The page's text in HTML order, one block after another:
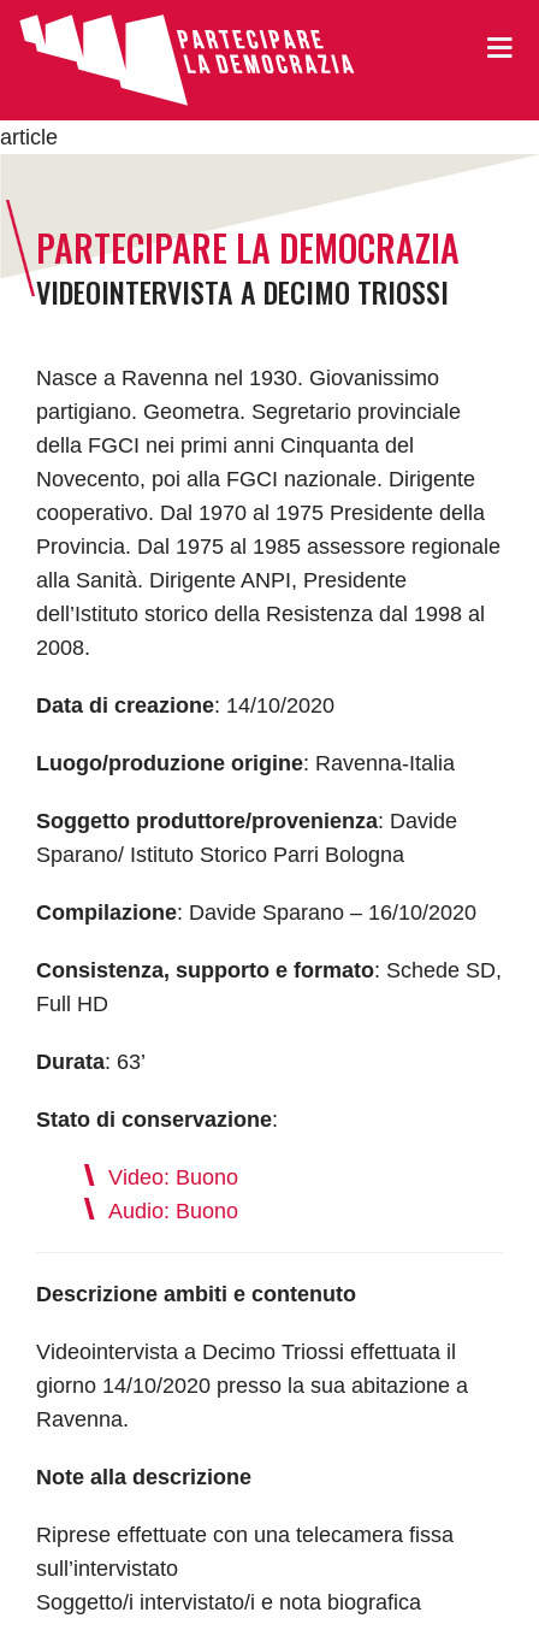
article
PARTECIPARE LA DEMOCRAZIA
VIDEOINTERVISTA A DECIMO TRIOSSI
Nasce a Ravenna nel 1930. Giovanissimo
partigiano. Geometra. Segretario provinciale
della FGCI nei primi anni Cinquanta del
Novecento, poi alla FGCI nazionale. Dirigente
cooperativo. Dal 1970 al 1975 Presidente della
Provincia. Dal 1975 al 1985 assessore regionale
alla Sanità. Dirigente ANPI, Presidente
dell’Istituto storico della Resistenza dal 1998 al
2008.
Data di creazione: 14/10/2020
Luogo/produzione origine: Ravenna-Italia
Soggetto produttore/provenienza: Davide
Sparano/ Istituto Storico Parri Bologna
Compilazione: Davide Sparano – 16/10/2020
Consistenza, supporto e formato: Schede SD,
Full HD
Durata: 63’
Stato di conservazione:
Video: Buono
Audio: Buono
Descrizione ambiti e contenuto
Videointervista a Decimo Triossi effettuata il
giorno 14/10/2020 presso la sua abitazione a
Ravenna.
Note alla descrizione
Riprese effettuate con una telecamera fissa
sull’intervistato
Soggetto/i intervistato/i e nota biografica